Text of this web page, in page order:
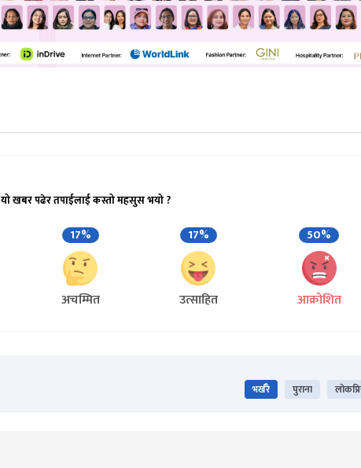
यो खबर पढेर तपाईलाई कस्तो महसुस भयो ?
17%
अचम्मित
17%
उत्साहित
50%
आक्रोशित
भर्खरै पुराना